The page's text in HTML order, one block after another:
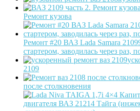
Ремонт кузова
Ремонт #20 ВАЗ Lada Samara
стартером, заводилась через раз,
2109
после столкновения